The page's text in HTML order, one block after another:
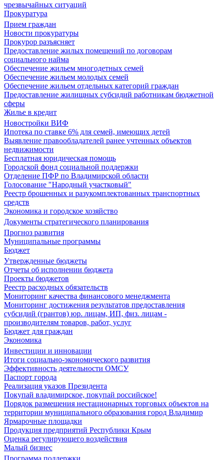
чрезвычайных ситуаций
Прокуратура
Прием граждан
Новости прокуратуры
Прокурор разъясняет
Предоставление жилых помещений по договорам
социального найма
Обеспечение жильем многодетных семей
Обеспечение жильем молодых семей
Обеспечение жильем отдельных категорий граждан
Предоставление жилищных субсидий работникам бюджетной
сферы
Жилье в кредит
Новостройки ВИФ
Ипотека по ставке 6% для семей, имеющих детей
Выявление правообладателей ранее учтенных объектов
недвижимости
Бесплатная юридическая помощь
Городской фонд социальной поддержки
Отделение ПФР по Владимирской области
Голосование "Народный участковый"
Реестр брошенных и разукомплектованных транспортных
средств
Экономика и городское хозяйство
Документы стратегического планирования
Прогноз развития
Муниципальные программы
Бюджет
Утвержденные бюджеты
Отчеты об исполнении бюджета
Проекты бюджетов
Реестр расходных обязательств
Мониторинг качества финансового менеджмента
Мониторинг достижения результатов предоставления
субсидий (грантов) юр. лицам, ИП, физ. лицам -
производителям товаров, работ, услуг
Бюджет для граждан
Экономика
Инвестиции и инновации
Итоги социально-экономического развития
Эффективность деятельности ОМСУ
Паспорт города
Реализация указов Президента
Покупай владимирское, покупай российское!
Порядок размещения нестационарных торговых объектов на
территории муниципального образования город Владимир
Ярмарочные площадки
Продукция предприятий Республики Крым
Оценка регулирующего воздействия
Малый бизнес
Программа поддержки